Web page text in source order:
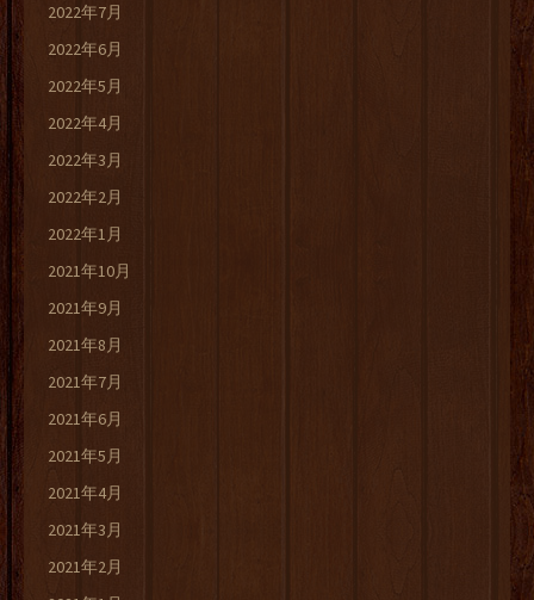
2022年7月
2022年6月
2022年5月
2022年4月
2022年3月
2022年2月
2022年1月
2021年10月
2021年9月
2021年8月
2021年7月
2021年6月
2021年5月
2021年4月
2021年3月
2021年2月